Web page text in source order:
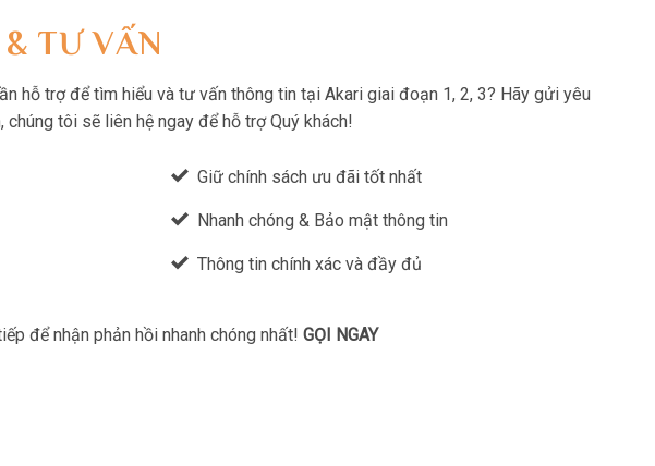
TƯ VẤN
hỗ trợ để tìm hiểu và tư vấn thông tin tại Akari giai đoạn 1, 2, 3? Hãy gửi yêu
tôi sẽ liên hệ ngay để hỗ trợ Quý khách!
Giữ chính sách ưu đãi tốt nhất
Nhanh chóng & Bảo mật thông tin
Thông tin chính xác và đầy đủ
để nhận phản hồi nhanh chóng nhất! GỌI NGAY